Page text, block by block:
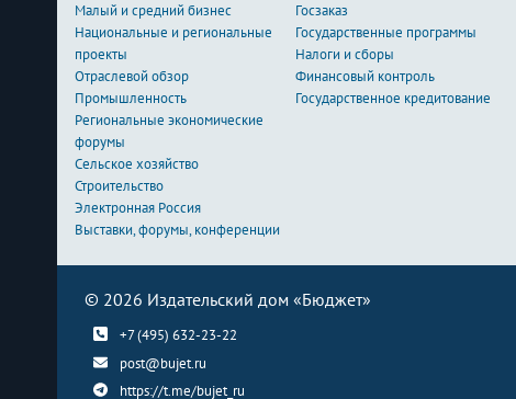
Малый и средний бизнес
Национальные и региональные
проекты
Отраслевой обзор
Промышленность
Региональные экономические
форумы
Сельское хозяйство
Строительство
Электронная Россия
Выставки, форумы, конференции
Госзаказ
Государственные программы
Налоги и сборы
Финансовый контроль
Государственное кредитование
© 2026 Издательский дом «Бюджет»
+7 (495) 632-23-22
post@bujet.ru
https://t.me/bujet_ru